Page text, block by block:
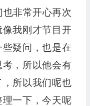
非常开心再次
我刚才节目开
疑问，也是在
，所以他会有
所以我们呢也
一下，今天呢